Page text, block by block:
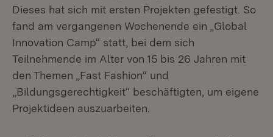
Dieses hat sich mit ersten Projekten gefestigt. So
fand am vergangenen Wochenende ein „Global
Innovation Camp“ statt, bei dem sich
Teilnehmende im Alter von 15 bis 26 Jahren mit
den Themen „Fast Fashion“ und
„Bildungsgerechtigkeit“ beschäftigten, um eigene
Projektideen auszuarbeiten.